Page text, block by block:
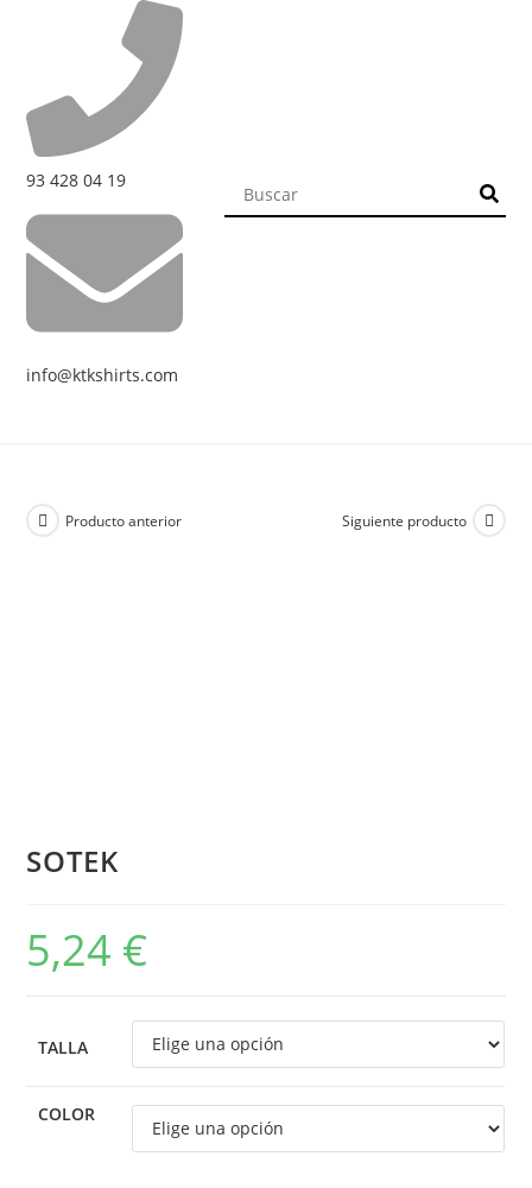
93 428 04 19
info@ktkshirts.com
Producto anterior Siguiente producto
SOTEK
5,24 €
TALLA
COLOR